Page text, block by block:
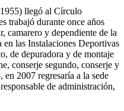
llegó al Círculo
trabajó durante once años
camarero y dependiente de la
las Instalaciones Deportivas
de depuradora y de montaje
conserje segundo, conserje y
2007 regresaría a la sede
de administración,